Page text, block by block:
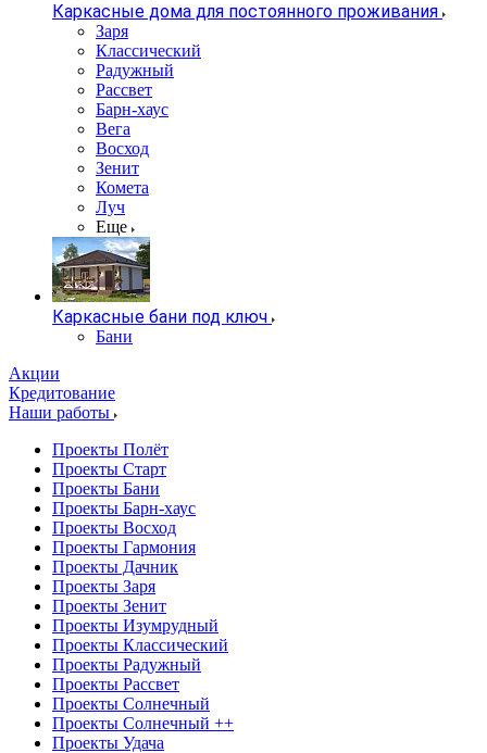
Каркасные дома для постоянного проживания
Заря
Классический
Радужный
Рассвет
Барн-хаус
Вега
Восход
Зенит
Комета
Луч
Еще
Каркасные бани под ключ
Бани
Акции
Кредитование
Наши работы
Проекты Полёт
Проекты Старт
Проекты Бани
Проекты Барн-хаус
Проекты Восход
Проекты Гармония
Проекты Дачник
Проекты Заря
Проекты Зенит
Проекты Изумрудный
Проекты Классический
Проекты Радужный
Проекты Рассвет
Проекты Солнечный
Проекты Солнечный ++
Проекты Удача